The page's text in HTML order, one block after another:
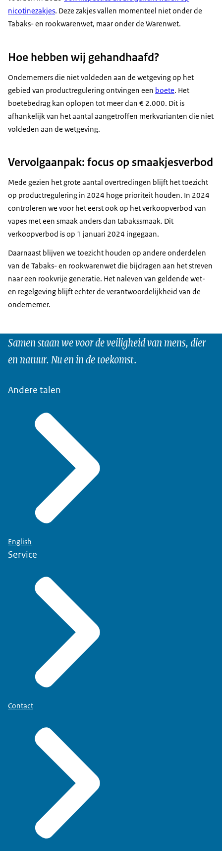
nicotinezakjes. Deze zakjes vallen momenteel niet onder de
Tabaks- en rookwarenwet, maar onder de Warenwet.
Hoe hebben wij gehandhaafd?
Ondernemers die niet voldeden aan de wetgeving op het
gebied van productregulering ontvingen een boete. Het
boetebedrag kan oplopen tot meer dan € 2.000. Dit is
afhankelijk van het aantal aangetroffen merkvarianten die niet
voldeden aan de wetgeving.
Vervolgaanpak: focus op smaakjesverbod
Mede gezien het grote aantal overtredingen blijft het toezicht
op productregulering in 2024 hoge prioriteit houden. In 2024
controleren we voor het eerst ook op het verkoopverbod van
vapes met een smaak anders dan tabakssmaak. Dit
verkoopverbod is op 1 januari 2024 ingegaan.
Daarnaast blijven we toezicht houden op andere onderdelen
van de Tabaks- en rookwarenwet die bijdragen aan het streven
naar een rookvrije generatie. Het naleven van geldende wet-
en regelgeving blijft echter de verantwoordelijkheid van de
ondernemer.
Samen staan we voor de veiligheid van mens, dier
en natuur. Nu en in de toekomst.
Andere talen
English
Service
Contact